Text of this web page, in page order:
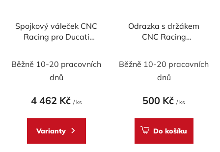
Spojkový váleček CNC
Racing pro Ducati
Běžně 10-20 pracovních
dnů
4 462 Kč / ks
Varianty
Odrazka s držákem
CNC Racing
Běžně 10-20 pracovních
dnů
500 Kč / ks
Do košíku